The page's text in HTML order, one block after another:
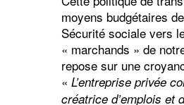
moyens budgétaires
Sécurité sociale vers
« marchands » de
repose sur une
« L’entreprise privée
créatrice d’emplois et